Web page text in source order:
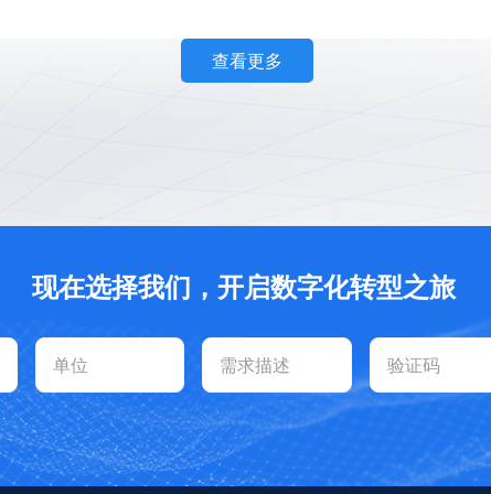
查看更多
现在选择我们，开启数字化转型之旅